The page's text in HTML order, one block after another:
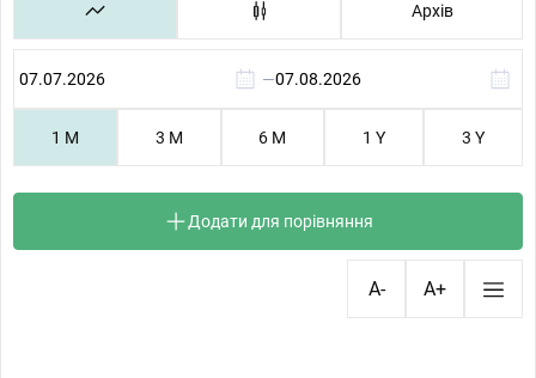
Архів
—
1 M 3 M 6 M 1 Y 3 Y
Додати для порівняння
A- A+